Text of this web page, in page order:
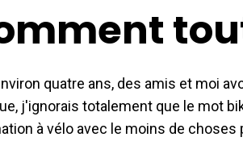
quatre ans, des amis et moi
j'ignorais totalement que le mot
à vélo avec le moins de